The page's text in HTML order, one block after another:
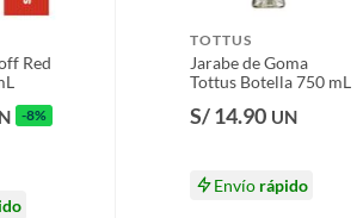
Red
-8%
TOTTUS
Jarabe de Goma
Tottus Botella 750 mL
S/ 14.90 UN
Envío rápido